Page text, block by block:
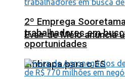
Evair de Melo anuncia
Embrapa para o ES
2º Emprega
trabalhadores em
oportunidades